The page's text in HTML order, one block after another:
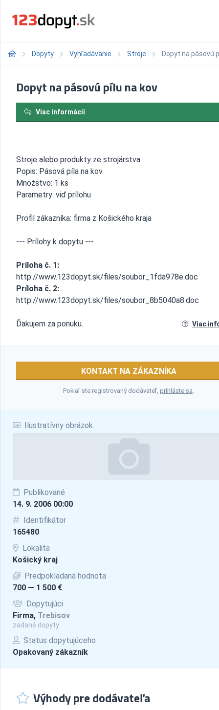
Dopyty Vyhľadávanie Stroje Dopyt na pásovú
Ilustratívny obrázok
Publikované
14. 9. 2006 00:00
Identifikátor
165480
Lokalita
Košický kraj
Predpokladaná hodnota
700 — 1 500 €
Dopytujúci
Firma, Trebisov
zadané dopyty
Status dopytujúceho
Opakovaný zákazník
Dopyt na pásovú pílu na kov
Viac informácií
Stroje alebo produkty ze strojárstva
Popis: Pásová píla na kov
Množstvo: 1 ks
Parametry: viď prílohu
Profil zákazníka: firma z Košického kraja
--- Prílohy k dopytu ---
Príloha č. 1:
http://www.123dopyt.sk/files/soubor_1fda978e.doc
Príloha č. 2:
http://www.123dopyt.sk/files/soubor_8b5040a8.doc
Ďakujem za ponuku. Viac
KONTAKT NA ZÁKAZNÍKA
Pokiaľ ste registrovaný dodávateľ,prihláste sa.
Výhody pre dodávateľa